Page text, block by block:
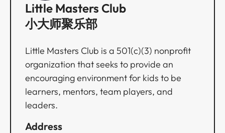
Little Masters Club
小大师聚乐部
Little Masters Club is a 501(c)(3) nonprofit
organization that seeks to provide an
encouraging environment for kids to be
learners, mentors, team players, and
leaders.
Address